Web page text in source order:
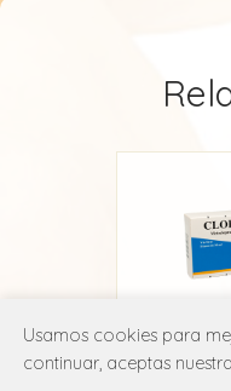
Usamos cookies para
continuar, aceptas nuestra